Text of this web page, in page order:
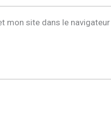
mon site dans le